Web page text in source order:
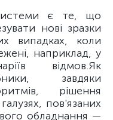
є те, що
нові зразки
випадках, коли
наприклад, у
відмов.Як
завдяки
рішення
пов'язаних
обладнання —